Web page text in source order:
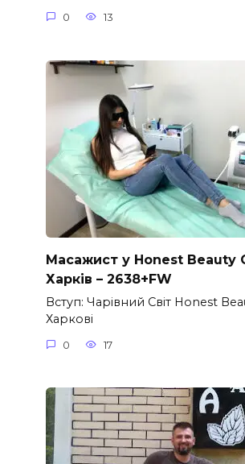
0 13
Масажист у Honest Beauty
Харків – 2638+FW
Вступ: Чарівний Світ Honest
Харкові
0 17